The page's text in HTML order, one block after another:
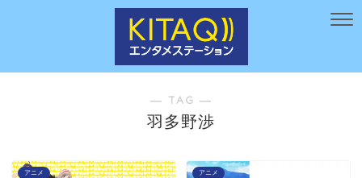
― TAG ―
羽多野渉
アニメ アニメ